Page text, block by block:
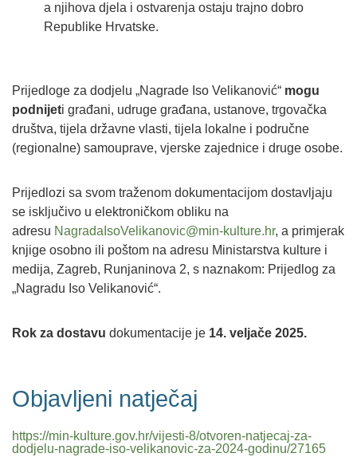
a njihova djela i ostvarenja ostaju trajno dobro
Republike Hrvatske.
Prijedloge za dodjelu „Nagrade Iso Velikanović“ mogu
podnijeti građani, udruge građana, ustanove, trgovačka
društva, tijela državne vlasti, tijela lokalne i područne
(regionalne) samouprave, vjerske zajednice i druge osobe.
Prijedlozi sa svom traženom dokumentacijom dostavljaju
se isključivo u elektroničkom obliku na
adresu NagradaIsoVelikanovic@min-kulture.hr, a primjerak
knjige osobno ili poštom na adresu Ministarstva kulture i
medija, Zagreb, Runjaninova 2, s naznakom: Prijedlog za
„Nagradu Iso Velikanović“.
Rok za dostavu dokumentacije je 14. veljače 2025.
Objavljeni natječaj
https://min-kulture.gov.hr/vijesti-8/otvoren-natjecaj-za-
dodjelu-nagrade-iso-velikanovic-za-2024-godinu/27165